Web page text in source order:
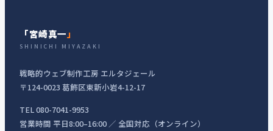
「宮崎真一」
SHINICHI MIYAZAKI
戦略的ウェブ制作工房 エルタジェール
〒124-0023 葛飾区東新小岩4-12-17
TEL 080-7041-9953
営業時間 平日8:00–16:00 ／ 全国対応（オンライン）